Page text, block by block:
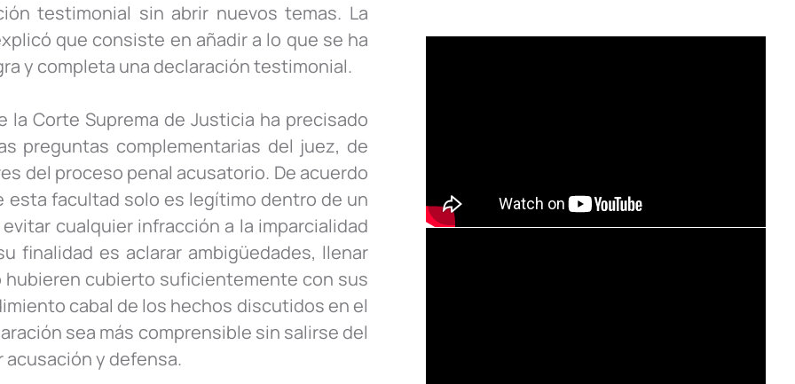
testimonial sin abrir nuevos temas. La
que consiste en añadir a lo que se ha
y completa una declaración testimonial.
la Corte Suprema de Justicia ha precisado
preguntas complementarias del juez, de
del proceso penal acusatorio. De acuerdo
esta facultad solo es legítimo dentro de un
cualquier infracción a la imparcialidad
finalidad es aclarar ambigüedades, llenar
cubierto suficientemente con sus
cabal de los hechos discutidos en el
sea más comprensible sin salirse del
y defensa.